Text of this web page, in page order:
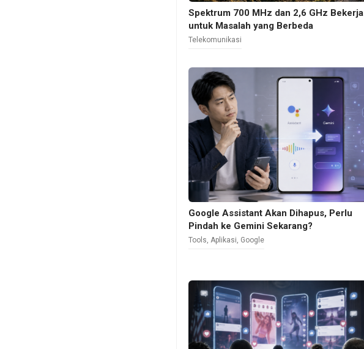
Spektrum 700 MHz dan 2,6 GHz Bekerja
untuk Masalah yang Berbeda
Telekomunikasi
Google Assistant Akan Dihapus, Perlu
Pindah ke Gemini Sekarang?
Tools,Aplikasi, Google